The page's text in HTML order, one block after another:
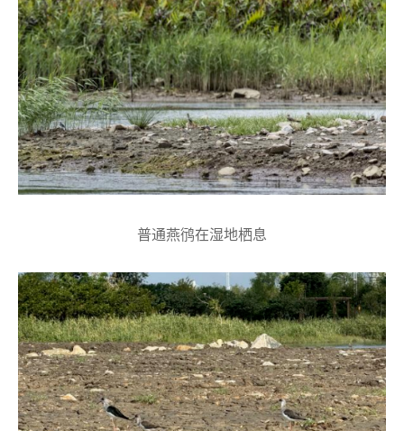
普通燕鸻在湿地栖息